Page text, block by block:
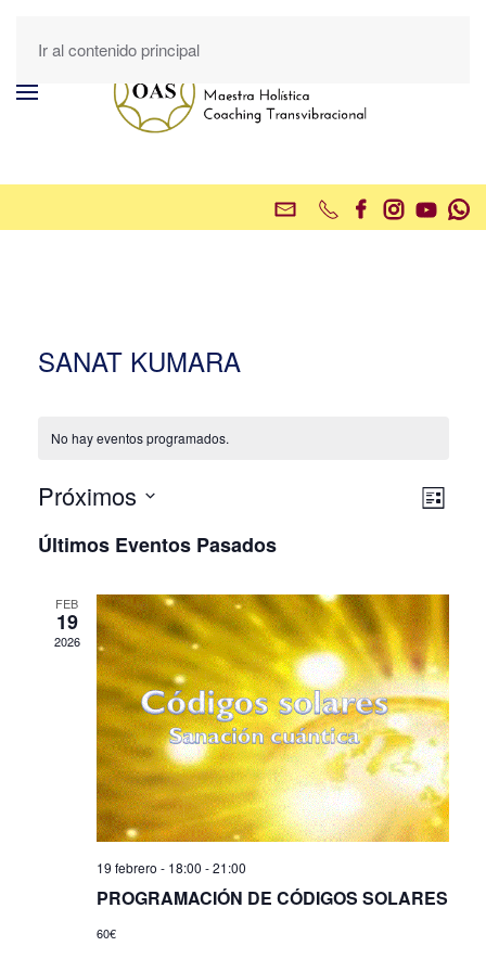
Ir al contenido principal
SANAT KUMARA
No hay eventos programados.
de
Lista
Próximos
la
Últimos Eventos Pasados
FEB
19
2026
19 febrero - 18:00 -21:00
PROGRAMACIÓN DE CÓDIGOS SOLARES
60€